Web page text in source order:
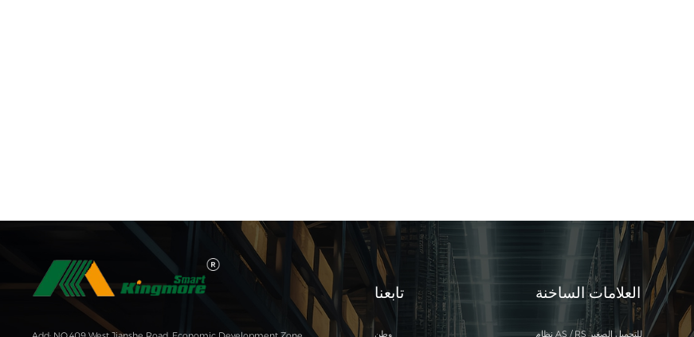
تابعنا
وطن
العلامات الساخنة
نظام AS / RS للتحميل الصغير